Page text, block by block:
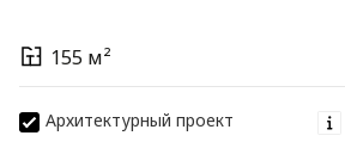
155 м²
Архитектурный проект